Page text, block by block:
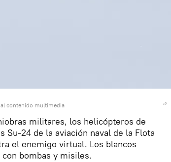
contenido multimedia
militares, los helicópteros de
Su-24 de la aviación naval de la Flota
el enemigo virtual. Los blancos
bombas y misiles.